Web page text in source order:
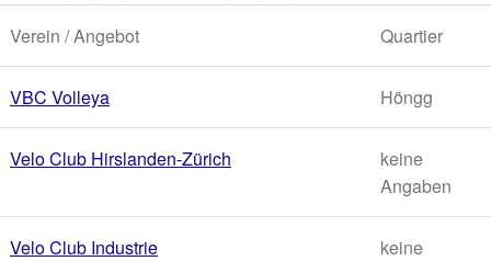
Verein / Angebot
Quartier
VBC Volleya Höngg
Velo Club Hirslanden-Zürich
keine
Angaben
Velo Club Industrie
keine